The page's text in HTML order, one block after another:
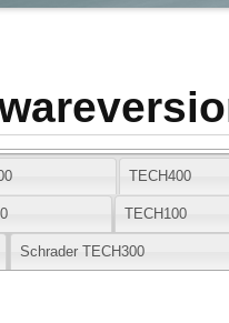
TECH400
TECH100
Schrader TECH300